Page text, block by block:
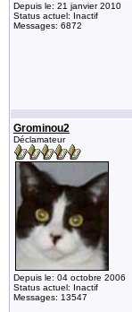
Depuis le: 21 janvier 2010
Status actuel: Inactif
Messages: 6872
Grominou2
Déclamateur
Depuis le: 04 octobre 2006
Status actuel: Inactif
Messages: 13547